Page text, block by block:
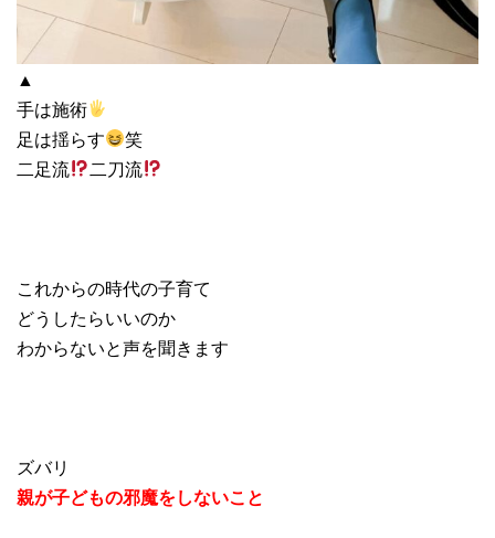
▲
手は施術
足は揺らす
笑
二足流
二刀流
これからの時代の子育て
どうしたらいいのか
わからないと声を聞きます
ズバリ
親が子どもの邪魔をしないこと